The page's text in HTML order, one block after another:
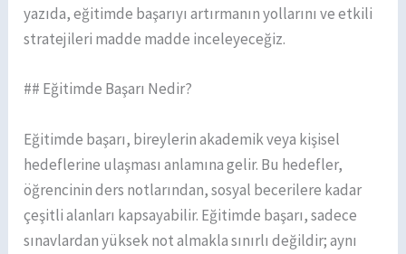
yazıda, eğitimde başarıyı artırmanın yollarını ve etkili
stratejileri madde madde inceleyeceğiz.
## Eğitimde Başarı Nedir?
Eğitimde başarı, bireylerin akademik veya kişisel
hedeflerine ulaşması anlamına gelir. Bu hedefler,
öğrencinin ders notlarından, sosyal becerilere kadar
çeşitli alanları kapsayabilir. Eğitimde başarı, sadece
sınavlardan yüksek not almakla sınırlı değildir; aynı